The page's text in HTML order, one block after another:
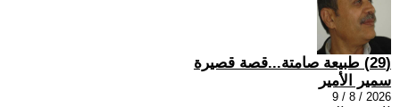
(29) طبيعة صامتة...قصة قصيرة
سمير الأمير
2026 / 8 / 9